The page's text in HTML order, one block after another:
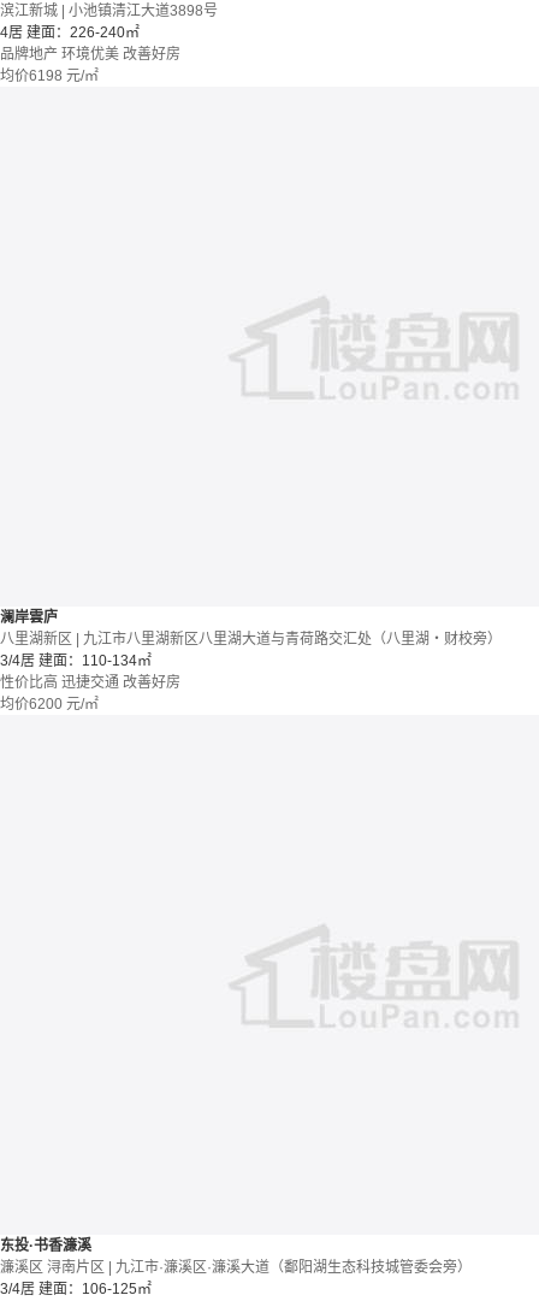
滨江新城 | 小池镇清江大道3898号
4居 建面：226-240㎡
品牌地产 环境优美 改善好房
均价6198 元/㎡
澜岸雲庐
八里湖新区 | 九江市八里湖新区八里湖大道与青荷路交汇处（八里湖・财校旁）
3/4居 建面：110-134㎡
性价比高 迅捷交通 改善好房
均价6200 元/㎡
东投·书香濂溪
濂溪区 浔南片区 | 九江市·濂溪区·濂溪大道（鄱阳湖生态科技城管委会旁）
3/4居 建面：106-125㎡